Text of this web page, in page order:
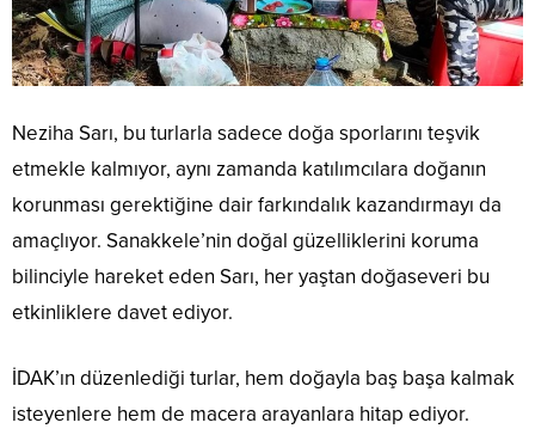
Neziha Sarı, bu turlarla sadece doğa sporlarını teşvik
etmekle kalmıyor, aynı zamanda katılımcılara doğanın
korunması gerektiğine dair farkındalık kazandırmayı da
amaçlıyor. Sanakkele’nin doğal güzelliklerini koruma
bilinciyle hareket eden Sarı, her yaştan doğaseveri bu
etkinliklere davet ediyor.
İDAK’ın düzenlediği turlar, hem doğayla baş başa kalmak
isteyenlere hem de macera arayanlara hitap ediyor.